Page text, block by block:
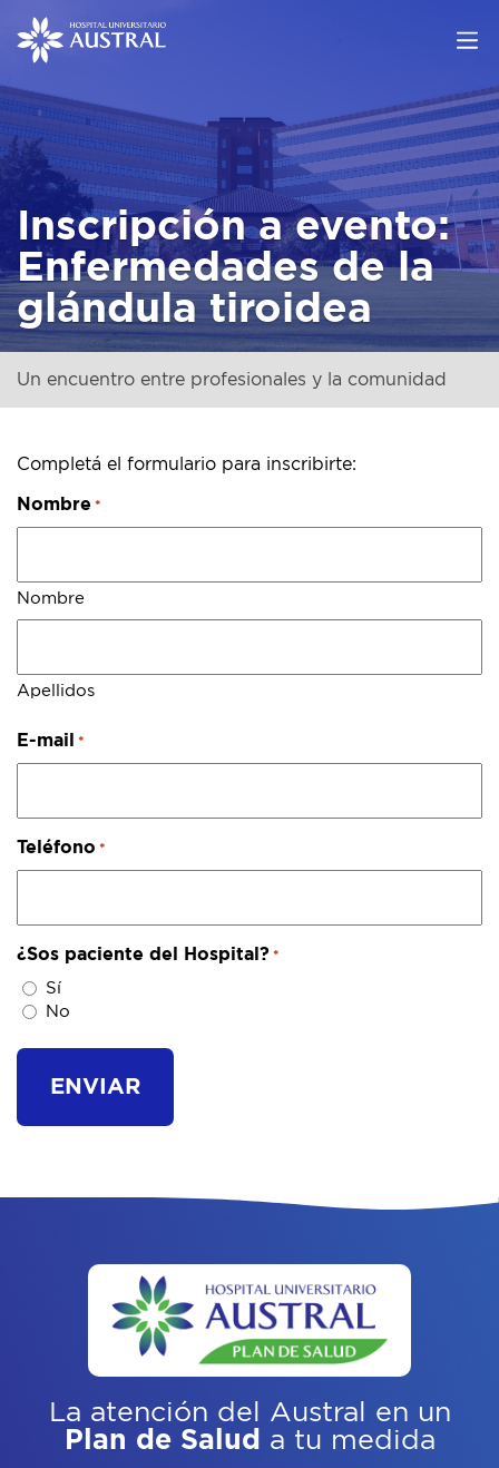
Inscripción a evento:
Enfermedades de la
glándula tiroidea
Un encuentro entre profesionales y la comunidad
Completá el formulario para inscribirte:
Nombre *
Nombre
Apellidos
E-mail *
Teléfono *
¿Sos paciente del Hospital? *
Sí
No
La atención del Austral
en un
Plan de Salud a tu medida